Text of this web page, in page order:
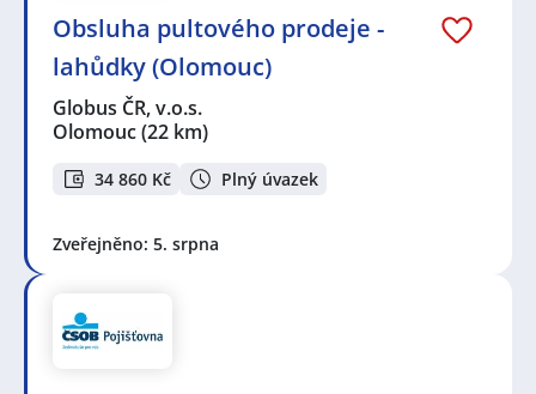
Obsluha pultového prodeje -
lahůdky (Olomouc)
Globus ČR, v.o.s.
Olomouc(22 km)
34 860 Kč Plný úvazek
Zveřejněno: 5. srpna